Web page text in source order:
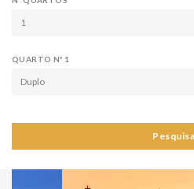
1
QUARTO Nº 1
Duplo